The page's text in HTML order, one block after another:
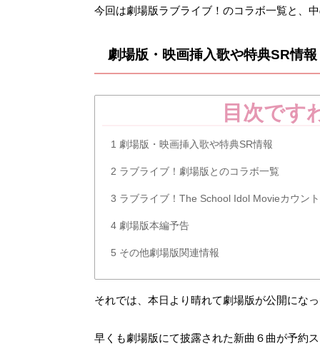
今回は劇場版ラブライブ！のコラボ一覧と、
劇場版・映画挿入歌や特典SR情報
目次です
1 劇場版・映画挿入歌や特典SR情報
2 ラブライブ！劇場版とのコラボ一覧
3 ラブライブ！The School Idol Movieカウン
4 劇場版本編予告
5 その他劇場版関連情報
それでは、本日より晴れて劇場版が公開にな
早くも劇場版にて披露された新曲６曲が予約